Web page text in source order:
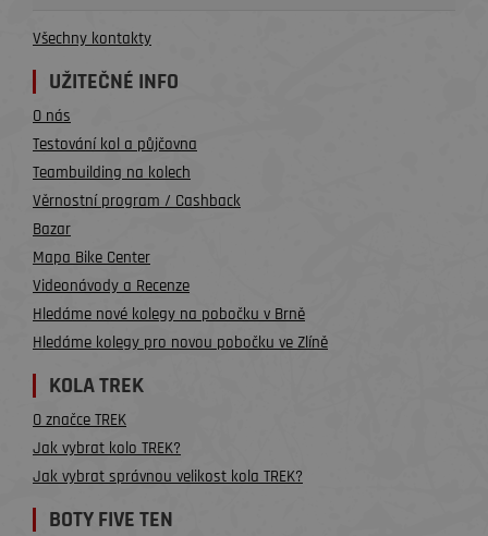
Všechny kontakty
UŽITEČNÉ INFO
O nás
Testování kol a půjčovna
Teambuilding na kolech
Věrnostní program / Cashback
Bazar
Mapa Bike Center
Videonávody a Recenze
Hledáme nové kolegy na pobočku v Brně
Hledáme kolegy pro novou pobočku ve Zlíně
KOLA TREK
O značce TREK
Jak vybrat kolo TREK?
Jak vybrat správnou velikost kola TREK?
BOTY FIVE TEN